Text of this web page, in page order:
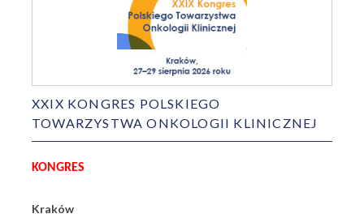
XXIX KONGRES POLSKIEGO
TOWARZYSTWA ONKOLOGII KLINICZNEJ
KONGRES
Kraków